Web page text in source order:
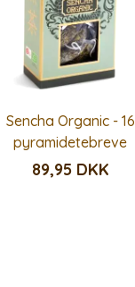
Sencha Organic - 16
pyramidetebreve
89,95 DKK